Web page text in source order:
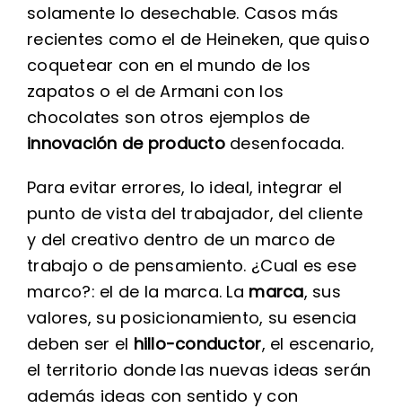
solamente lo desechable. Casos más
recientes como el de Heineken, que quiso
coquetear con en el mundo de los
zapatos o el de Armani con los
chocolates son otros ejemplos de
innovación de productodesenfocada.
Para evitar errores, lo ideal, integrar el
punto de vista del trabajador, del cliente
y del creativo dentro de un marco de
trabajo o de pensamiento. ¿Cual es ese
marco?: el de la marca. La marca, sus
valores, su posicionamiento, su esencia
deben ser el hillo-conductor, el escenario,
el territorio donde las nuevas ideas serán
además ideas con sentido y con